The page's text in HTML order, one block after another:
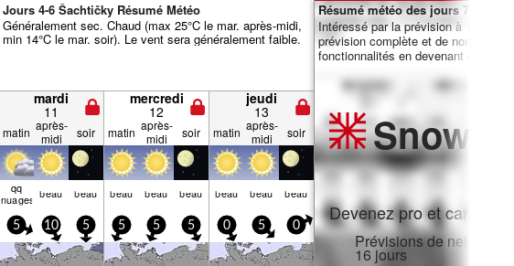
Jours 4-6 Šachtičky Résumé Météo
Généralement sec. Chaud (max 25°C le mar. après-midi,
min 14°C le mar. soir). Le vent sera généralement faible.
mardi
11
mercredi
12
jeudi
13
matin après-
midi
soir matin après-
midi
soir matin après-
midi
soir
qq
nuages beau beau beau beau beau beau beau beau
5 10 5 5 5 5 0 5 0
Résumé météo des jours 7-16 :
Intéressé par la prévision à 16 jours
prévision complète et de
fonctionnalités en devenant membre
Snow
Devenez pro et carve en:
Prévisions de neige
16 jours